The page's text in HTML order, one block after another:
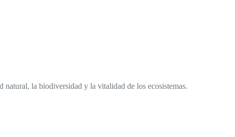
natural, la biodiversidad y la vitalidad de los ecosistemas.